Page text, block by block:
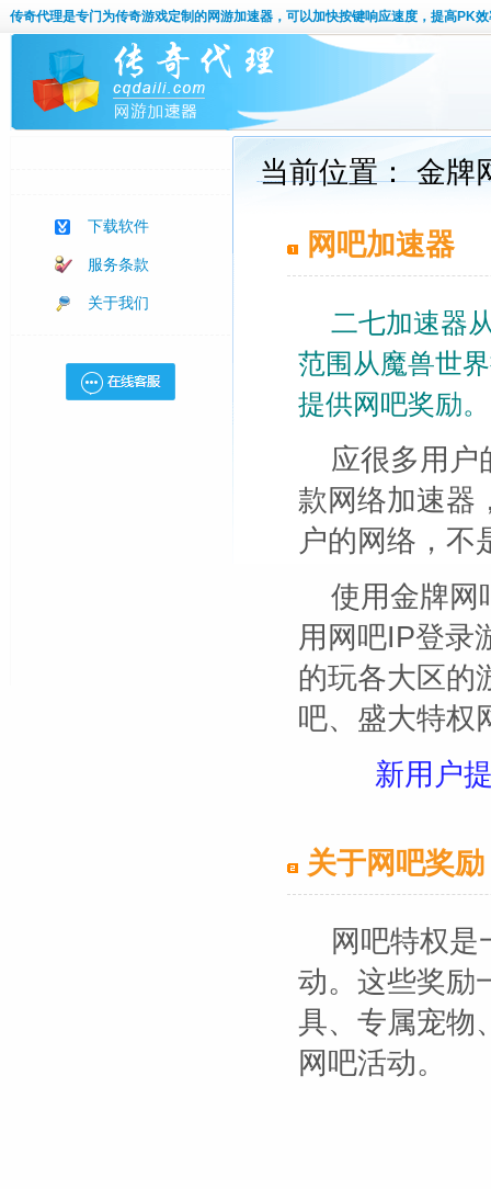
传奇代理是专门为传奇游戏定制的网游加速器，可以加快按键响应速度，提高PK效
下载软件
服务条款
关于我们
当前位置： 金牌
网吧加速器
二七加速器
范围从魔兽世
提供网吧奖励。
应很多用户
款网络加速器
户的网络，不
使用金牌网
用网吧IP登录
的玩各大区的
吧、盛大特权
新用户
关于网吧奖励
网吧特权
动。这些奖励
具、专属宠物
网吧活动。